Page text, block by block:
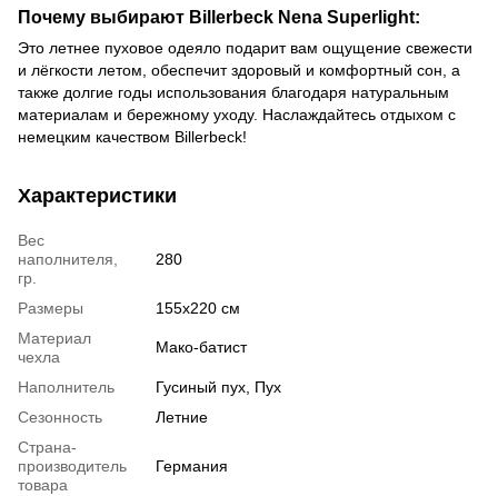
Почему выбирают Billerbeck Nena Superlight:
Это летнее пуховое одеяло подарит вам ощущение свежести
и лёгкости летом, обеспечит здоровый и комфортный сон, а
также долгие годы использования благодаря натуральным
материалам и бережному уходу. Наслаждайтесь отдыхом с
немецким качеством Billerbeck!
Характеристики
Вес
наполнителя,
гр.
280
Размеры
155x220 см
Материал
чехла
Мако-батист
Наполнитель
Гусиный пух, Пух
Сезонность
Летние
Страна-
производитель
товара
Германия